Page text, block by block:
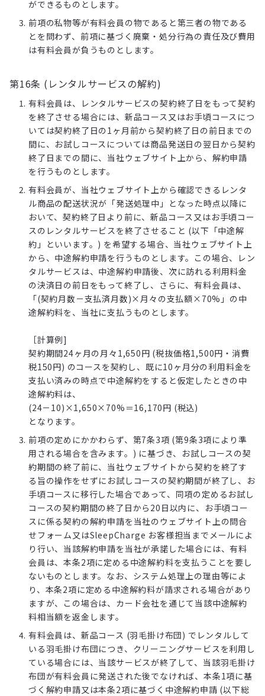
ができるものとします。
前項の私物等が有料会員の物であると第三者の物である
とを問わず、前項に基づく廃棄・処分行為の責任及び費用
は有料会員が負うものとします。
第16条 (レンタルサービスの解約)
有料会員は、レンタルサービスの契約終了日をもって契約
を終了させる場合には、新品コース又はお手頃コースにつ
いては契約終了日の1ヶ月前から契約終了日の前日までの
間に、お試しコースについては商品発送日の翌日から契約
終了日までの間に、当社ウェブサイト上から、解約申請
を行うものとします。
有料会員が、当社ウェブサイト上から確認できるレンタ
ル商品の配送状況が「発送処理中」となった時点以降に
おいて、契約終了日より前に、新品コース又はお手頃コー
スのレンタルサービスを終了させること (以下「中途解
約」といいます。) を希望する場合、当社ウェブサイト上
から、中途解約申請を行うものとします。この場合、レン
タルサービスは、中途解約申請後、次に訪れる利用料金
の決済日の前日をもって終了し、さらに、有料会員は、
「(契約月数－支払済月数)×月々の支払額×70%」の中
途解約料を、当社に支払うものとします。
［計算例]
契約期間24ヶ月の月々1,650円 (税抜価格1,500円・消費
税150円) のコースを契約し、既に10ヶ月分の利用料金を
支払い済みの時点で中途解約をすると仮定したときの中
途解約料は、
(24－10)×1,650×70%＝16,170円 (税込)
となります。
前項の定めにかかわらず、第7条3項 (第9条3項により準
用される場合を含みます。) に基づき、お試しコースの契
約期間の終了前に、当社ウェブサイトから契約を終了す
る旨の操作をせずにお試しコースの契約期間が終了し、お
手頃コースに移行した場合であって、同項の定めるお試し
コースの契約期間の終了日から20日以内に、お手頃コー
スに係る契約の解約申請を当社のウェブサイト上の問合
せフォーム又はSleepCharge お客様担当までメールによ
り行い、当該解約申請を当社が承諾した場合には、有料
会員は、本条2項に定める中途解約料を支払うことを要し
ないものとします。なお、システム処理上の理由等によ
り、本条2項に定める中途解約料が請求される場合があり
ますが、この場合は、カード会社を通じて当該中途解約
料相当額を返金します。
有料会員は、新品コース (羽毛掛け布団) でレンタルして
いる羽毛掛け布団につき、クリーニングサービスを利用し
ている場合には、当該サービスが終了して、当該羽毛掛け
布団が有料会員に発送された後でなければ、本条1項に基
づく解約申請又は本条2項に基づく中途解約申請 (以下総